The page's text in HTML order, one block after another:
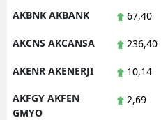
AKBNK AKBANK 67,40
AKCNS AKCANSA 236,40
AKENR AKENERJI 10,14
AKFGY AKFEN
GMYO
2,69